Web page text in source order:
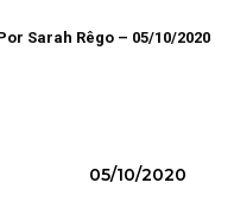
Sarah Rêgo – 05/10/2020
05/10/2020